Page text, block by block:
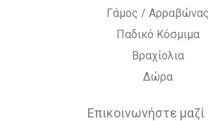
Γάμος / Αρραβώνας
Παδικό Κόσμιμα
Βραχίολια
Δώρα
Επικοινωνήστε μαζί